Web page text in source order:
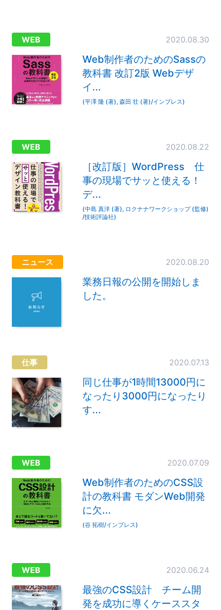
WEB 2020.08.30
Web制作者のためのSassの
教科書 改訂2版 Webデザ
イ...
(平澤 隆 (著), 森田 壮 (著)/インプレス)
WEB 2020.08.22
［改訂版］WordPress 仕
事の現場でサッと使える！
デ...
(中島 真洋 (著), ロクナナワークショップ (監修)
/技術評論社)
ニュース 2020.08.20
業務日報の公開を開始しま
した。
仕事 2020.07.13
同じ仕事が1時間13000円に
なったり3000円になったり
す...
WEB 2020.07.09
Web制作者のためのCSS設
計の教科書 モダンWeb開発
に欠...
(谷 拓樹/インプレス)
WEB 2020.06.24
最強のCSS設計 チーム開
発を成功に導くケーススタ